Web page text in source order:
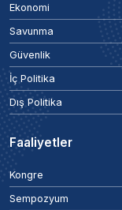
Ekonomi
Savunma
Güvenlik
İç Politika
Dış Politika
Faaliyetler
Kongre
Sempozyum